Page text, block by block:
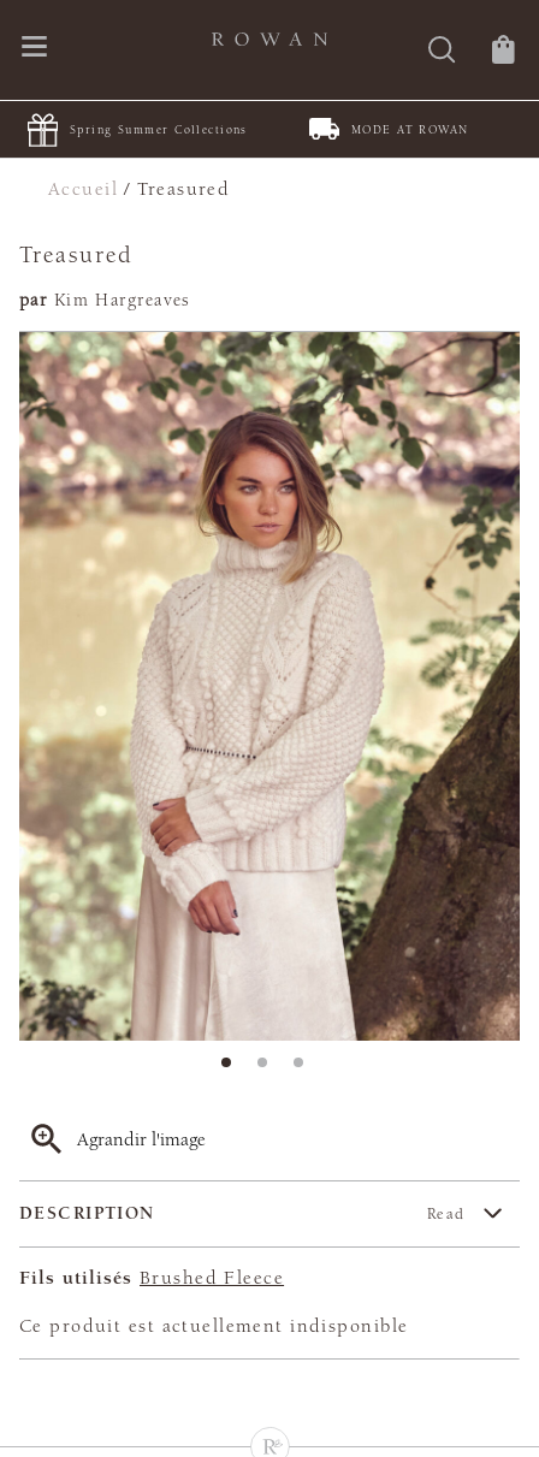
Spring Summer Collections MODE AT ROWAN
Accueil /Treasured
Treasured
par Kim Hargreaves
Agrandir l'image
DESCRIPTION Read
Fils utilisés Brushed Fleece
Ce produit est actuellement indisponible